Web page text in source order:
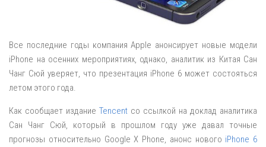
Все последние годы компания Apple анонсирует новые модели
iPhone на осенних мероприятиях, однако, аналитик из Китая Сан
Чанг Сюй уверяет, что презентация iPhone 6 может состояться
летом этого года.
Как сообщает издание Tencent со ссылкой на доклад аналитика
Сан Чанг Сюй, который в прошлом году уже давал точные
прогнозы относительно Google X Phone, анонс нового iPhone 6